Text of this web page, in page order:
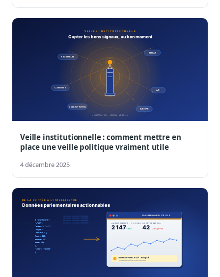
Veille institutionnelle : comment mettre en
place une veille politique vraiment utile
4 décembre 2025